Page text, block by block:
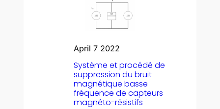
April 7 2022
Système et procédé de
suppression du bruit
magnétique basse
fréquence de capteurs
magnéto-résistifs